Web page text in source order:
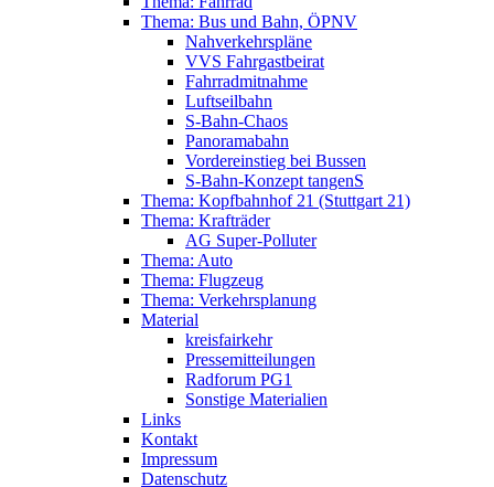
Thema: Bus und Bahn, ÖPNV
Nahverkehrspläne
VVS Fahrgastbeirat
Fahrradmitnahme
Luftseilbahn
S-Bahn-Chaos
Panoramabahn
Vordereinstieg bei Bussen
S-Bahn-Konzept tangenS
Thema: Kopfbahnhof 21 (Stuttgart 21)
Thema: Krafträder
AG Super-Polluter
Thema: Auto
Thema: Flugzeug
Thema: Verkehrsplanung
Material
kreisfairkehr
Pressemitteilungen
Radforum PG1
Sonstige Materialien
Links
Kontakt
Impressum
Datenschutz